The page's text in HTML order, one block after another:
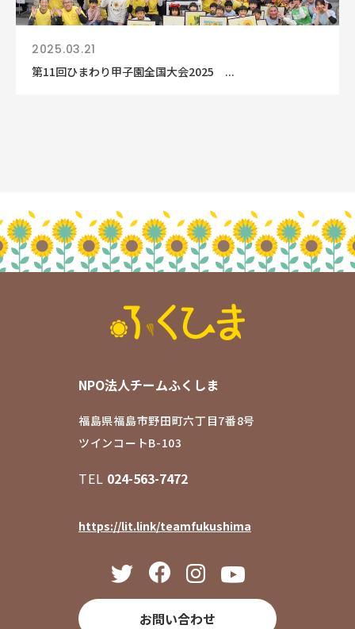
2025.03.21
第11回ひまわり甲子園全国大会2025 ...
NPO法人チームふくしま
福島県福島市野田町六丁目7番8号
ツインコートB-103
TEL 024-563-7472
https://lit.link/teamfukushima
お問い合わせ